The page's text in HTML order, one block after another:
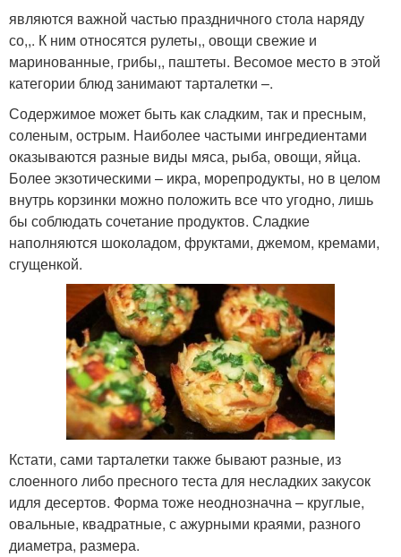
являются важной частью праздничного стола наряду
со,,. К ним относятся рулеты,, овощи свежие и
маринованные, грибы,, паштеты. Весомое место в этой
категории блюд занимают тарталетки –.
Содержимое может быть как сладким, так и пресным,
соленым, острым. Наиболее частыми ингредиентами
оказываются разные виды мяса, рыба, овощи, яйца.
Более экзотическими – икра, морепродукты, но в целом
внутрь корзинки можно положить все что угодно, лишь
бы соблюдать сочетание продуктов. Сладкие
наполняются шоколадом, фруктами, джемом, кремами,
сгущенкой.
Кстати, сами тарталетки также бывают разные, из
слоенного либо пресного теста для несладких закусок
идля десертов. Форма тоже неоднозначна – круглые,
овальные, квадратные, с ажурными краями, разного
диаметра, размера.